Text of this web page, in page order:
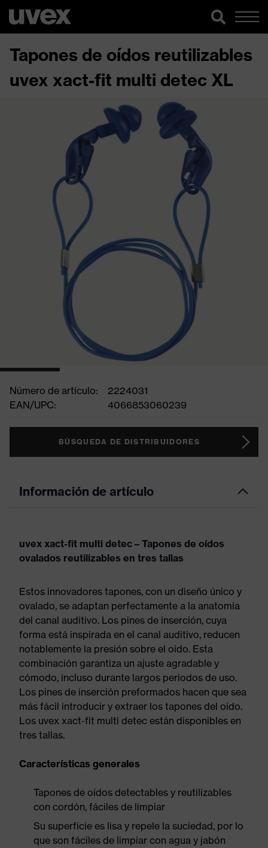
Tapones de oídos reutilizables
uvex xact-fit multi detec XL
Número de artículo:
2224031
EAN/UPC:
4066853060239
BÚSQUEDA DE DISTRIBUIDORES
Información de artículo
uvex xact-fit multi detec – Tapones de oídos
ovalados reutilizables en tres tallas
Estos innovadores tapones, con un diseño único y
ovalado, se adaptan perfectamente a la anatomía
del canal auditivo. Los pines de inserción, cuya
forma está inspirada en el canal auditivo, reducen
notablemente la presión sobre el oído. Esta
combinación garantiza un ajuste agradable y
cómodo, incluso durante largos periodos de uso.
Los pines de inserción preformados hacen que sea
más fácil introducir y extraer los tapones del oído.
Los uvex xact-fit multi detec están disponibles en
tres tallas.
Características generales
Tapones de oídos detectables y reutilizables
con cordón, fáciles de limpiar
Su superficie es lisa y repele la suciedad, por lo
que son fáciles de limpiar con agua y jabón